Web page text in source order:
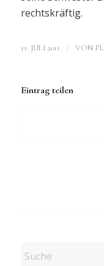
rechtskräftig.
11. JULI 2011 / VON
Eintrag teilen